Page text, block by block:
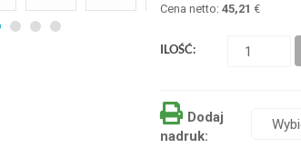
Cena netto:45,21 €
ILOŚĆ:
Dodaj
nadruk: